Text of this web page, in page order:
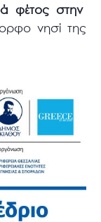
φέτος στην
νησί της